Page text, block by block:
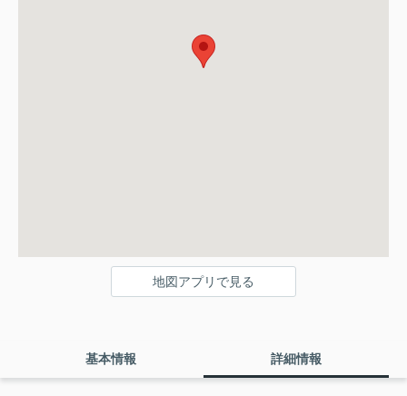
地図アプリで見る
基本情報 詳細情報